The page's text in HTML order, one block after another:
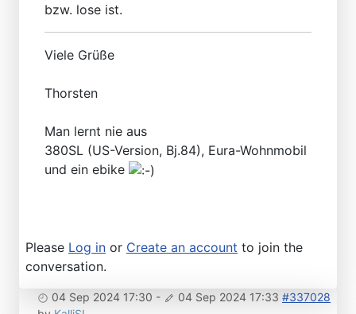
bzw. lose ist.
Viele Grüße
Thorsten
Man lernt nie aus
380SL (US-Version, Bj.84), Eura-Wohnmobil
und ein ebike
Please Log in or Create an account to join the
conversation.
04 Sep 2024 17:30 - 04 Sep 2024 17:33 #337028